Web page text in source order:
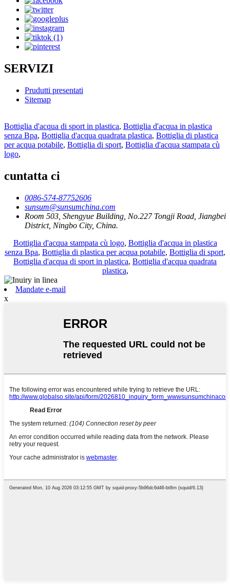
SERVIZI
Prudutti presentati
Sitemap
Bottiglia d'acqua di sport in plastica, Bottiglia d'acqua in plastica
senza Bpa, Bottiglia d'acqua quadrata plastica, Bottiglia di plastica
per acqua potabile, Bottiglia di sport, Bottiglia d'acqua stampata cù
logo,
cuntatta ci
0086-574-87752606
sunsum@sunsumchina.com
Room 503, Shengyue Building, No.227 Tongji Road, Jiangbei
District, Ningbo City, China.
Bottiglia d'acqua stampata cù logo, Bottiglia d'acqua in plastica
senza Bpa, Bottiglia di plastica per acqua potabile, Bottiglia di sport,
Bottiglia d'acqua di sport in plastica, Bottiglia d'acqua quadrata
plastica,
Mandate e-mail
x